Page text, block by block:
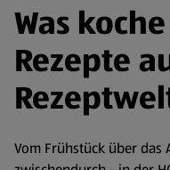
Was
Rezepte
Vom Frühstück über das